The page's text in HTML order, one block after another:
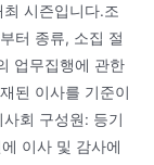
시즌입니다.조
터 종류, 소집 절
업무집행에 관한
된 이사를 기준이
회 구성원: 등기
이사 및 감사에